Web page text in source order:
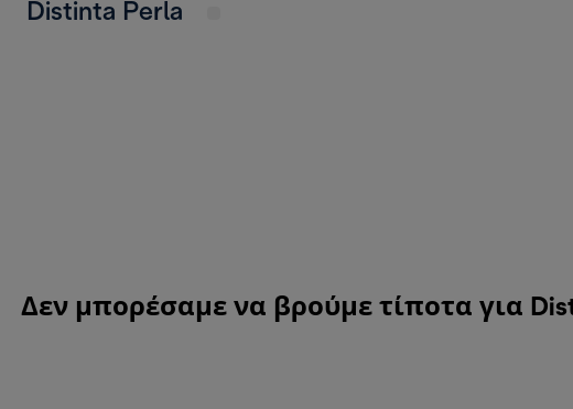
Distinta Perla
Δεν μπορέσαμε να βρούμε τίποτα για